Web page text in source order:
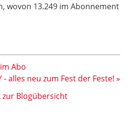
wovon 13.249 im Abonnement
Abo
- alles neu zum Fest der Feste! »
zur Blogübersicht